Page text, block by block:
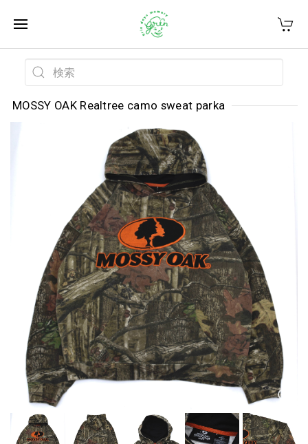
MOSSY OAK Realtree camo sweat parka